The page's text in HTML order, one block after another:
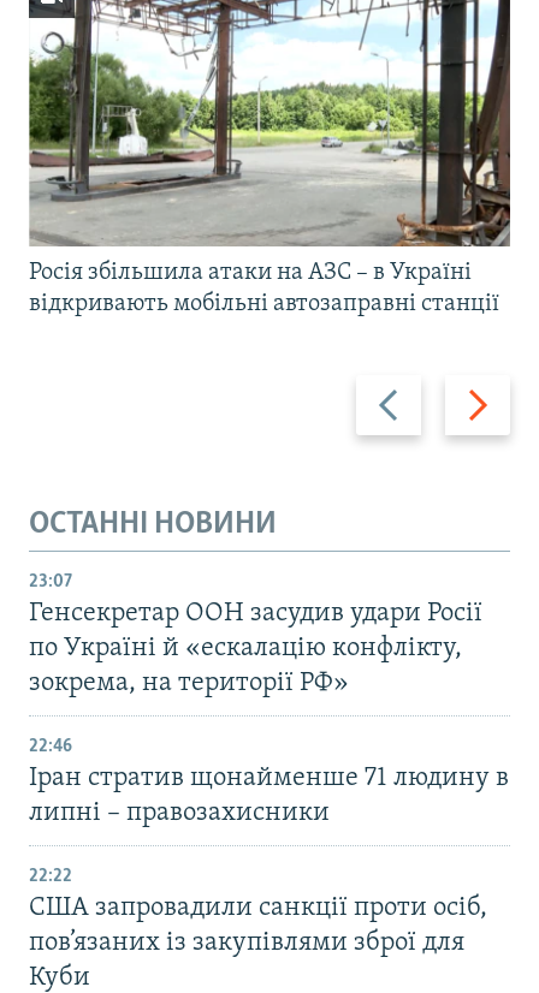
Назад Вперед
Росія збільшила атаки на АЗС – в Україні
відкривають мобільні автозаправні станції
ОСТАННІ НОВИНИ
23:07
Генсекретар ООН засудив удари Росії
по Україні й «ескалацію конфлікту,
зокрема, на території РФ»
22:46
Іран стратив щонайменше 71 людину в
липні – правозахисники
22:22
США запровадили санкції проти осіб,
пов’язаних із закупівлями зброї для
Куби